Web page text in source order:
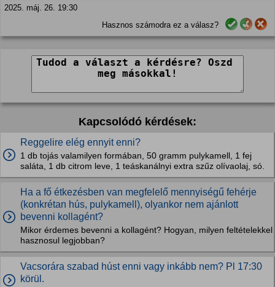
2025. máj. 26. 19:30
Hasznos számodra ez a válasz?
Kapcsolódó kérdések:
Reggelire elég ennyit enni?
1 db tojás valamilyen formában, 50 gramm pulykamell, 1 fej
saláta, 1 db citrom leve, 1 teáskanálnyi extra szűz olívaolaj, só.
Ha a fő étkezésben van megfelelő mennyiségű fehérje
(konkrétan hús, pulykamell), olyankor nem ajánlott
bevenni kollagént?
Mikor érdemes bevenni a kollagént? Hogyan, milyen feltételekkel
hasznosul legjobban?
Vacsorára szabad húst enni vagy inkább nem? Pl 17:30
körül.